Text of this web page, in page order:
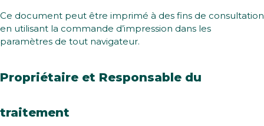
Ce document peut être imprimé à des fins de consultation
en utilisant la commande d’impression dans les
paramètres de tout navigateur.
Propriétaire et Responsable du
traitement